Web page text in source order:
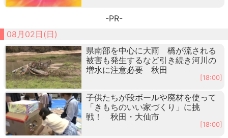
-PR-
08月02日(日)
県南部を中心に大雨 橋が流される
被害も発生するなど引き続き河川の
増水に注意必要 秋田
[18:00]
子供たちが段ボールや廃材を使って
「きもちのいい家づくり」に挑
戦！ 秋田・大仙市
[18:00]